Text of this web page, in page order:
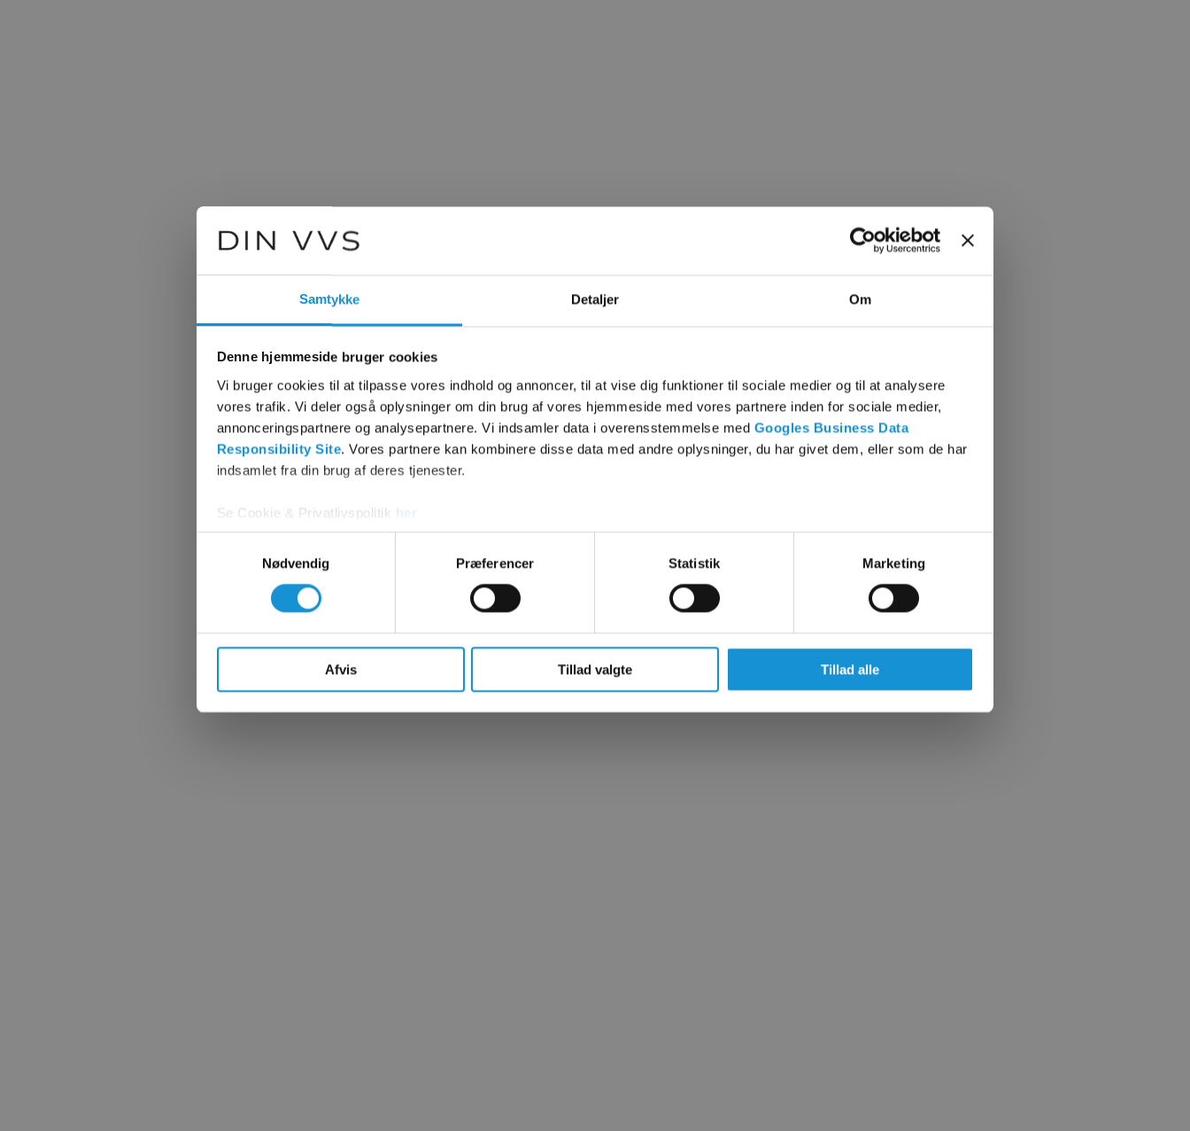
Samtykke Detaljer Om
Denne hjemmeside bruger cookies
Vi bruger cookies til at tilpasse vores indhold og annoncer, til at vise dig funktioner til sociale medier og til at analysere
vores trafik. Vi deler også oplysninger om din brug af vores hjemmeside med vores partnere inden for sociale medier,
annonceringspartnere og analysepartnere. Vi indsamler data i overensstemmelse med Googles Business Data
Responsibility Site. Vores partnere kan kombinere disse data med andre oplysninger, du har givet dem, eller som de har
indsamlet fra din brug af deres tjenester.
Se Cookie & Privatlivspolitik her
Nødvendig
Præferencer Statistik Marketing
Afvis Tillad valgte Tillad alle